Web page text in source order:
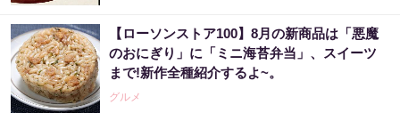
【ローソンストア100】8月の新商品は「悪魔
のおにぎり」に「ミニ海苔弁当」、スイーツ
まで!新作全種紹介するよ~。
グルメ